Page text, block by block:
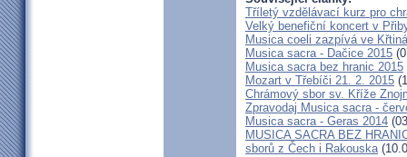
Tříletý vzdělávací kurz pro
Velký benefiční koncert v
Musica coeli zazpívá ve
Musica sacra - Dačice 2015
Musica sacra bez hranic 2015
Mozart v Třebíči 21. 2. 2015
Chrámový sbor sv. Kříže
Zpravodaj Musica sacra -
Musica sacra - Geras 2014
MUSICA SACRA BEZ
sborů z Čech i Rakouska